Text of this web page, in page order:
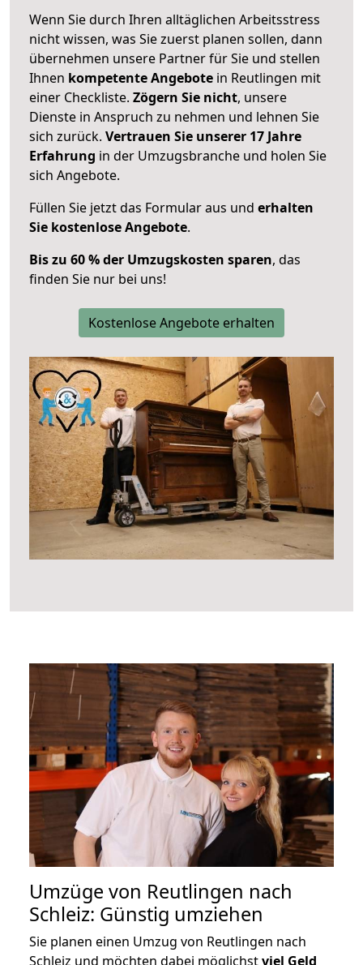
Wenn Sie durch Ihren alltäglichen Arbeitsstress
nicht wissen, was Sie zuerst planen sollen, dann
übernehmen unsere Partner für Sie und stellen
Ihnen kompetente Angebote in Reutlingen mit
einer Checkliste. Zögern Sie nicht, unsere
Dienste in Anspruch zu nehmen und lehnen Sie
sich zurück. Vertrauen Sie unserer 17 Jahre
Erfahrung in der Umzugsbranche und holen Sie
sich Angebote.
Füllen Sie jetzt das Formular aus und erhalten
Sie kostenlose Angebote.
Bis zu 60 % der Umzugskosten sparen, das
finden Sie nur bei uns!
Kostenlose Angebote erhalten
Umzüge von Reutlingen nach
Schleiz: Günstig umziehen
Sie planen einen Umzug von Reutlingen nach
Schleiz und möchten dabei möglichstviel Geld